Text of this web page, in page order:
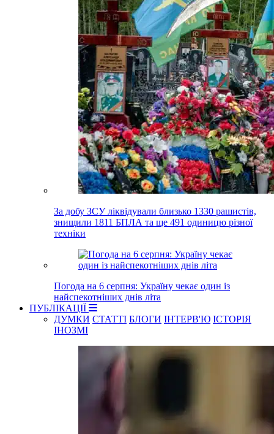
За добу ЗСУ ліквідували близько 1330 рашистів,
знищили 1811 БПЛА та ще 491 одиницю різної
техніки
Погода на 6 серпня: Україну чекає один із
найспекотніших днів літа
ПУБЛІКАЦІЇ
ДУМКИ СТАТТІ БЛОГИ ІНТЕРВ'Ю ІСТОРІЯ
ІНОЗМІ